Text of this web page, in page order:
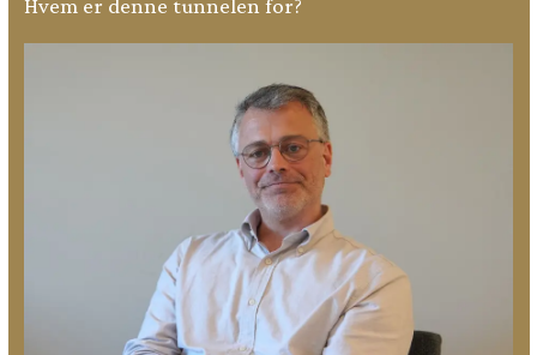
Hvem er denne tunnelen for?